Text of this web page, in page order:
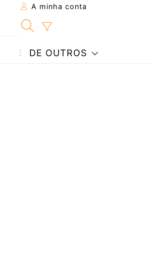
A minha conta
DE OUTROS